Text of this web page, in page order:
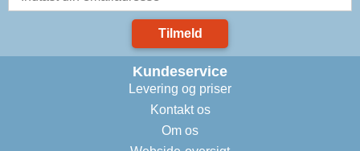
Tilmeld
Kundeservice
Levering og priser
Kontakt os
Om os